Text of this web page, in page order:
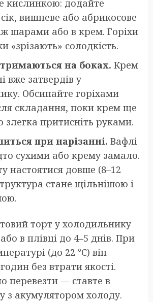
кислинкою: додайте
вишневе або абрикосове
шарами або в крем. Горіхи
«зрізають» солодкість.
на боках. Крем
вже затвердів у
Обсипайте горіхами
складання, поки крем ще
злегка притисніть руками.
при нарізанні. Вафлі
сухими або крему замало.
настоятися довше (8–12
стане щільнішою і
торт у холодильнику
в плівці до 4–5 днів. При
(до 22 °C) він
без втрати якості.
перевезти — ставте в
з акумулятором холоду.